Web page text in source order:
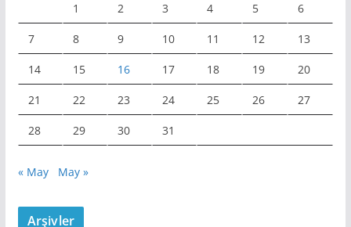
1 2 3 4 5 6
7 8 9 10 11 12 13
14 15 16 17 18 19 20
21 22 23 24 25 26 27
28 29 30 31
« May May »
Arşivler